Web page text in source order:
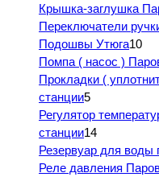
Крышка-заглушка
Переключатели
Подошвы Утюга10
Помпа ( насос )
Прокладки (
станции5
Регулятор
станции14
Резервуар для воды
Реле давления